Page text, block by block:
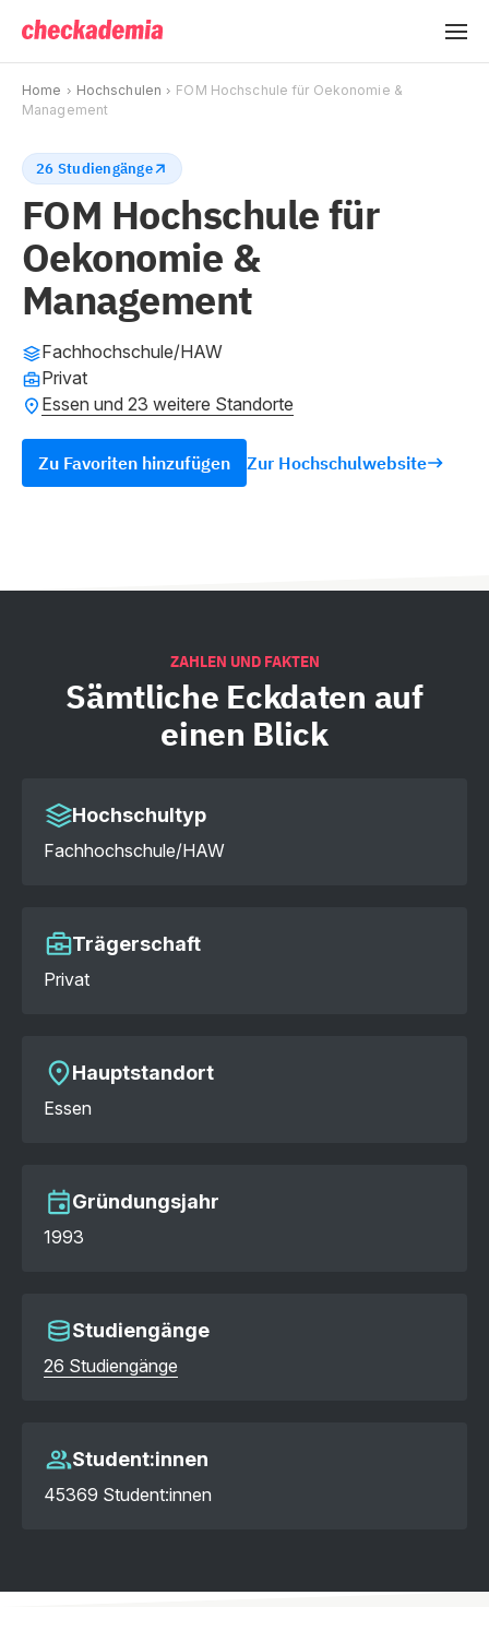
Home Hochschulen
FOM Hochschule für Oekonomie &
Management
26 Studiengänge
FOM Hochschule für
Oekonomie &
Management
Fachhochschule/HAW
Privat
Essen und 23 weitere Standorte
Zu Favoriten hinzufügen Zur Hochschulwebsite
ZAHLEN UND FAKTEN
Sämtliche Eckdaten auf
einen Blick
Hochschultyp
Fachhochschule/HAW
Trägerschaft
Privat
Hauptstandort
Essen
Gründungsjahr
1993
Studiengänge
26 Studiengänge
Student:innen
45369 Student:innen